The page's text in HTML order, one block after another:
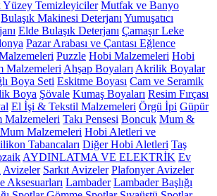
Yüzey Temizleyiciler Mutfak ve Banyo
Bulaşık Makinesi Deterjanı Yumuşatıcı
Elde Bulaşık Deterjanı Çamaşır Leke
Pazar Arabası ve Çantası Eğlence
Puzzle Hobi Malzemeleri Hobi
Malzemeleri Ahşap Boyaları Akrilik Boyalar
Boya Seti Eskitme Boyası Cam ve Seramik
Boya Şövale Kumaş Boyaları Resim Fırçası
El İşi & Tekstil Malzemeleri Örgü İpi Güpür
Malzemeleri Takı Pensesi Boncuk Mum &
Mum Malzemeleri Hobi Aletleri ve
Tabancaları Diğer Hobi Aletleri Taş
AYDINLATMA VE ELEKTRİK Ev
Avizeler Sarkıt Avizeler Plafonyer Avizeler
Aksesuarları Lambader Lambader Başlığı